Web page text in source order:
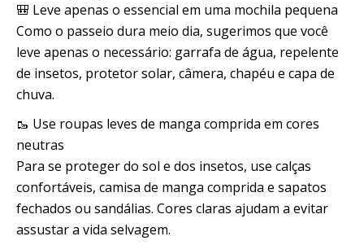
🎒 Leve apenas o essencial em uma mochila pequena
Como o passeio dura meio dia, sugerimos que você
leve apenas o necessário: garrafa de água, repelente
de insetos, protetor solar, câmera, chapéu e capa de
chuva.
🥾 Use roupas leves de manga comprida em cores
neutras
Para se proteger do sol e dos insetos, use calças
confortáveis, camisa de manga comprida e sapatos
fechados ou sandálias. Cores claras ajudam a evitar
assustar a vida selvagem.